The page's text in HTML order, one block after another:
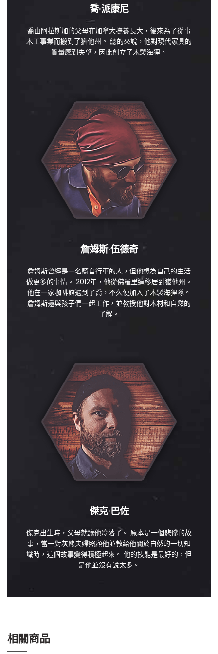
喬·派康尼
喬由阿拉斯加的父母在加拿大撫養長大，後來為了從事
木工事業而搬到了猶他州。 總的來說，他對現代家具的
質量感到失望，因此創立了木製海狸。
詹姆斯·伍德奇
詹姆斯曾經是一名騎自行車的人，但他想為自己的生活
做更多的事情。 2012年，他從佛羅里達移居到猶他州。
他在一家咖啡館遇到了喬，不久便加入了木製海狸隊。
詹姆斯還與孩子們一起工作，並教授他對木材和自然的
了解。
傑克·巴佐
傑克出生時，父母就讓他冷落了。 原本是一個悲慘的故
事，當一對灰熊夫婦照顧他並教給他關於自然的一切知
識時，這個故事變得積極起來。 他的技能是最好的，但
是他並沒有說太多。
相關商品